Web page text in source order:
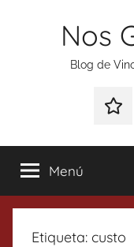
Nos
Blog de
Menú
Etiqueta: custo